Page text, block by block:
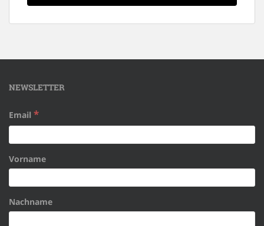
NEWSLETTER
Email *
Vorname
Nachname